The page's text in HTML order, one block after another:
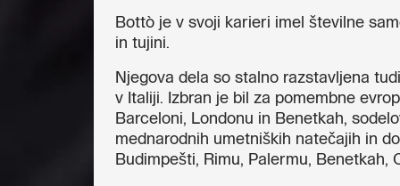
Bottò je v svoji karieri imel številne
in tujini.
Njegova dela so stalno razstavljena
v Italiji. Izbran je bil za pomembne
Barceloni, Londonu in Benetkah,
mednarodnih umetniških natečajih in
Budimpešti, Rimu, Palermu, Benetkah,